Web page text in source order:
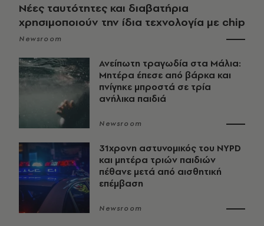
Νέες ταυτότητες και διαβατήρια
χρησιμοποιούν την ίδια τεχνολογία με chip
Newsroom
Ανείπωτη τραγωδία στα Μάλια:
Μητέρα έπεσε από βάρκα και
πνίγηκε μπροστά σε τρία
ανήλικα παιδιά
Newsroom
31χρονη αστυνομικός του NYPD
και μητέρα τριών παιδιών
πέθανε μετά από αισθητική
επέμβαση
Newsroom